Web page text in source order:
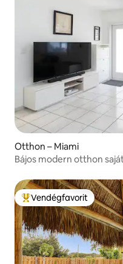
Otthon – Miami
Bájos modern otthon
Kiemelt vendégfavorit
Vendégfavorit